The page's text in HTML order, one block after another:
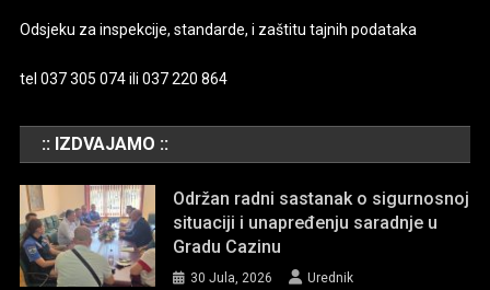
Odsjeku za inspekcije, standarde, i zaštitu tajnih podataka
tel 037 305 074 ili 037 220 864
:: IZDVAJAMO ::
Održan radni sastanak o sigurnosnoj
situaciji i unapređenju saradnje u
Gradu Cazinu
30 Jula, 2026 Urednik